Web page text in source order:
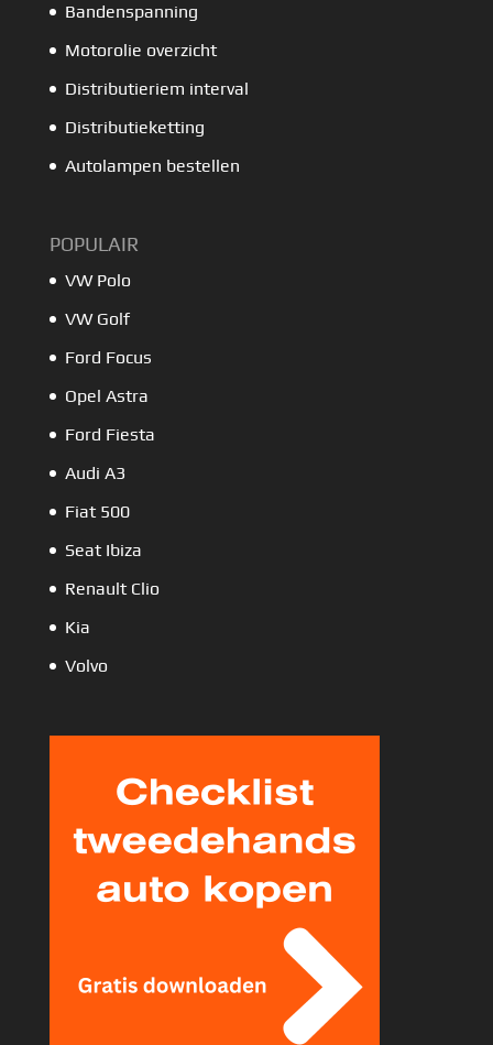
Bandenspanning
Motorolie overzicht
Distributieriem interval
Distributieketting
Autolampen bestellen
POPULAIR
VW Polo
VW Golf
Ford Focus
Opel Astra
Ford Fiesta
Audi A3
Fiat 500
Seat Ibiza
Renault Clio
Kia
Volvo